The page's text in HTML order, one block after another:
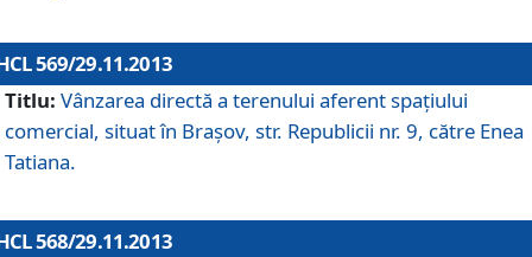
569/29.11.2013
Titlu: Vânzarea directă a terenului aferent spaţiului
comercial, situat în Braşov, str. Republicii nr. 9, către Enea
Tatiana.
568/29.11.2013